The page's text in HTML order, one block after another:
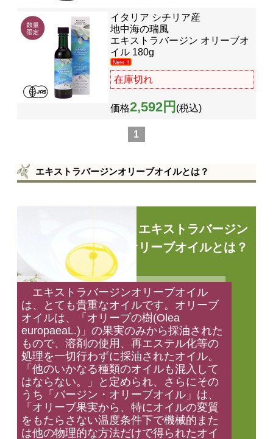
イタリア シチリア産
地中海の瑞風
エキストラバージン オリーブオ
イル 180g
在庫切れ
価格2,592円 (税込)
1
エキストラバージンオリーブオイルとは？
エキストラバージン
オリーブオイルとは？
エキストラバージンオリーブオイル
は、とても貴重なオイルです。オリーブ
オイルは、「オリーブの樹(Olea
europaeaL.)」の果実のみから採油された
もので、溶剤の使用、再エステル化等の
処理を一切行わずに採油されたオイル。
「他のいかなる種類のオイルも混入して
はならない。」と定められ、さらにその
うち「バージン・オリーブオイル」は、
「オリーブ果実から、特にオイルの変質
をもたらさない温度条件下で機械的また
は他の物理的な方法だけで得られたオイ